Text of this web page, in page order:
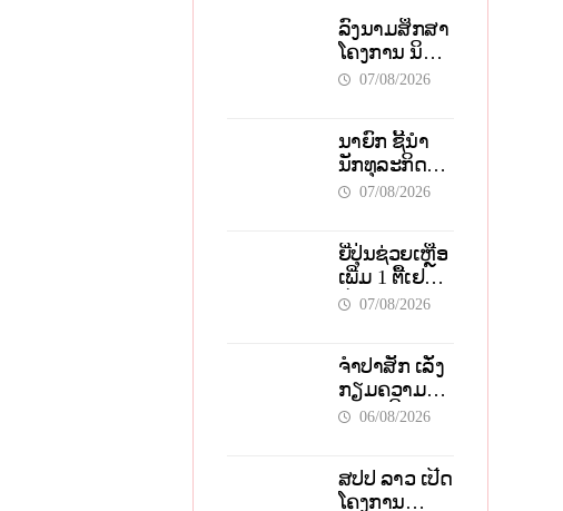
ລົງນາມສຶກສາ
ໂຄງການ ນິຄົມ
ອຸດສາຫະກຳ
ທຶນ 150 ລ້ານ
ໂດລາ, ສ້າງ
ວຽກ 5.000
07/08/2026
ນາຍົກ ຊີ້ນຳນັກ
ທຸລະກິດໜຸ່ມ
ຕ້ອງນຳໜ້າແກ້
ເນັ້ນດຶງທຶນ
ສາກົນ, ຫັນສູ່
ດິຈິຕອນ
07/08/2026
ຍີ່ປຸ່ນຊ່ວຍເຫຼືອ
ເພີ່ມ 1 ຕື້ເຢນ
ອັບເກຣດ
ການເຕີບໂຕ
07/08/2026
ຈຳປາສັກ ເລັ່ງ
ກຽມຄວາມ
ພ້ອມ “ປີ
ກະຕຸ້ນ
06/08/2026
ສປປ ລາວ ເປີດ
ໂຄງການ